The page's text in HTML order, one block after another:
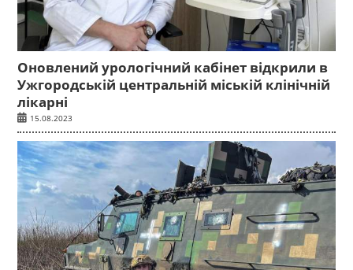
Оновлений урологічний кабінет відкрили в
Ужгородській центральній міській клінічній
лікарні
15.08.2023